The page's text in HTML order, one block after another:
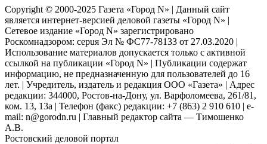
Copyright © 2000-2025 Газета «Город N» | Данный сайт
является интернет-версией деловой газеты «Город N» |
Сетевое издание «Город N» зарегистрировано
Роскомнадзором: серuя Эл № ФС77-78133 от 27.03.2020 |
Использование материалов допускается только с активной
ссылкой на публикации «Город N» | Публикации содержат
информацию, не предназначенную для пользователей до 16
лет. | Учредитель, издатель и редакция ООО «Газета» | Адрес
редакции: 344000, Ростов-на-Дону, ул. Варфоломеева, 261/81,
ком. 13, 13а | Телефон (факс) редакции: +7 (863) 2 910 610 | e-
mail: n@gorodn.ru | Главный редактор сайта — Тимошенко
А.В.
Ростовский деловой портал